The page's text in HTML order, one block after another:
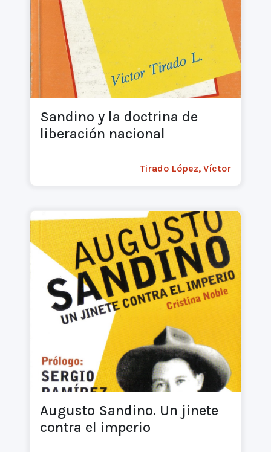
Sandino y la doctrina de
liberación nacional
Tirado López, Víctor
Augusto Sandino. Un jinete
contra el imperio